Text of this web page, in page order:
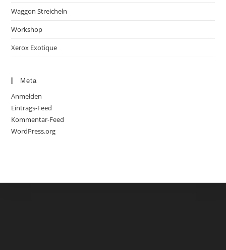
Waggon Streicheln
Workshop
Xerox Exotique
Meta
Anmelden
Eintrags-Feed
Kommentar-Feed
WordPress.org